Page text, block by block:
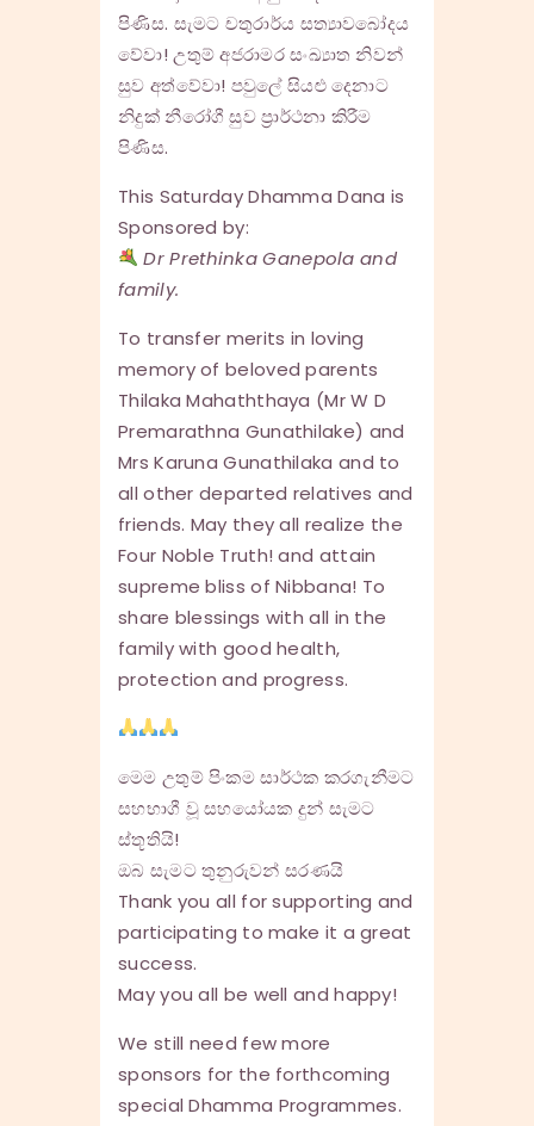
පිණිස. සැමට චතුරාර්ය සත්‍යාවබෝදය
වේවා! උතුම් අජරාමර සංඛ්‍යාත නිවන්
සුව අත්වේවා! පවුලේ සියළු දෙනාට
නිදුක් නීරෝගී සුව ප්‍රාර්ථනා කිරීම
පිණිස.
This Saturday Dhamma Dana is
Sponsored by:
Dr Prethinka Ganepola and
family.
To transfer merits in loving
memory of beloved parents
Thilaka Mahaththaya (Mr W D
Premarathna Gunathilake) and
Mrs Karuna Gunathilaka and to
all other departed relatives and
friends. May they all realize the
Four Noble Truth! and attain
supreme bliss of Nibbana! To
share blessings with all in the
family with good health,
protection and progress.
මෙම උතුම් පිංකම සාර්ථක කරගැනීමට
සහභාගී වූ සහයෝයක දුන් සැමට
ස්තූතියි!
ඔබ සැමට තුනුරුවන් සරණයි
Thank you all for supporting and
participating to make it a great
success.
May you all be well and happy!
We still need few more
sponsors for the forthcoming
special Dhamma Programmes.